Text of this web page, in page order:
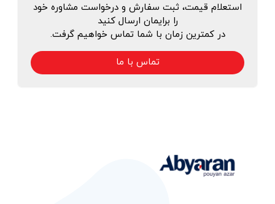
استعلام قیمت، ثبت سفارش و درخواست مشاوره خود
را برایمان ارسال کنید
در کمترین زمان با شما تماس خواهیم گرفت.
تماس با ما